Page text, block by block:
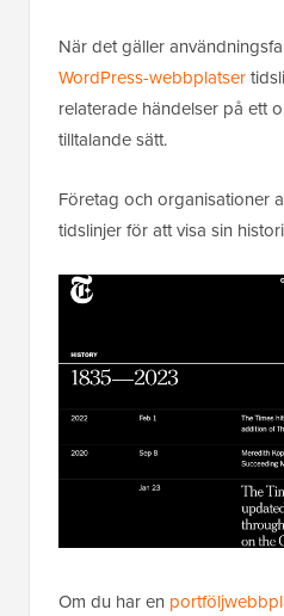
När det gäller
WordPress-webbplatser
relaterade händelser på ett
tilltalande sätt.
Företag och organisationer
tidslinjer för att visa sin
Om du har en